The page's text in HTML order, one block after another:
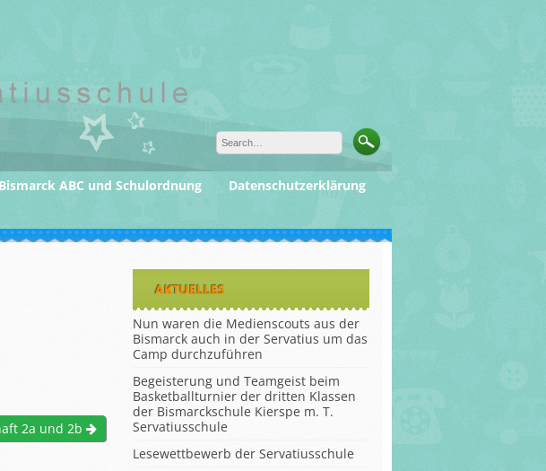
Bismarck ABC und Schulordnung
Datenschutzerklärung
2a und 2b
AKTUELLES
Nun waren die Medienscouts aus der
Bismarck auch in der Servatius um das
Camp durchzuführen
Begeisterung und Teamgeist beim
Basketballturnier der dritten Klassen
der Bismarckschule Kierspe m. T.
Servatiusschule
Lesewettbewerb der Servatiusschule